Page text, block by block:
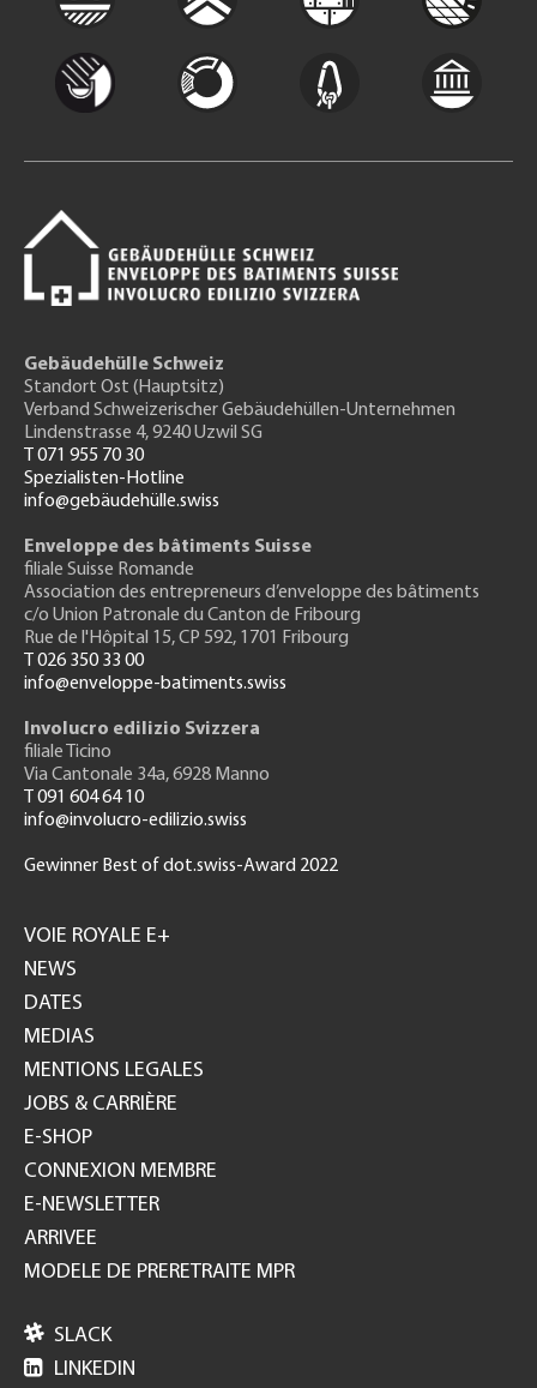
Gebäudehülle Schweiz
Standort Ost (Hauptsitz)
Verband Schweizerischer Gebäudehüllen-Unternehmen
Lindenstrasse 4, 9240 Uzwil SG
T 071 955 70 30
Spezialisten-Hotline
info@gebäudehülle.swiss
Enveloppe des bâtiments Suisse
filiale Suisse Romande
Association des entrepreneurs d’enveloppe des bâtiments
c/o Union Patronale du Canton de Fribourg
Rue de l'Hôpital 15, CP 592, 1701 Fribourg
T 026 350 33 00
info@enveloppe-batiments.swiss
Involucro edilizio Svizzera
filiale Ticino
Via Cantonale 34a, 6928 Manno
T 091 604 64 10
info@involucro-edilizio.swiss
Gewinner Best of dot.swiss-Award 2022
GH
VOIE ROYALE E+
NEWS
DATES
MEDIAS
MENTIONS LEGALES
JOBS & CARRIÈRE
E-SHOP
CONNEXION MEMBRE
E-NEWSLETTER
ARRIVEE
MODELE DE PRERETRAITE MPR
 SLACK
 LINKEDIN